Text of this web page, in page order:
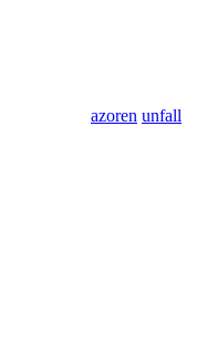
azoren unfall